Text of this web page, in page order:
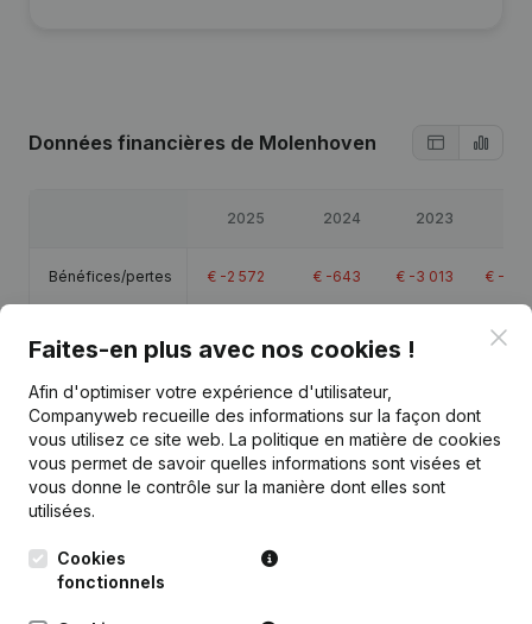
Données financières de Molenhoven
2025 2024 2023
Bénéfices/pertes € -2 572 € -643 € -3 013 € -33
€-26
Marge brute €-2 013 €-494
Faites-en plus avec nos cookies !
Afin d'optimiser votre expérience d'utilisateur,
Companyweb recueille des informations sur la façon dont
vous utilisez ce site web. La politique en matière de cookies
vous permet de savoir quelles informations sont visées et
vous donne le contrôle sur la manière dont elles sont
utilisées.
Cookies
fonctionnels